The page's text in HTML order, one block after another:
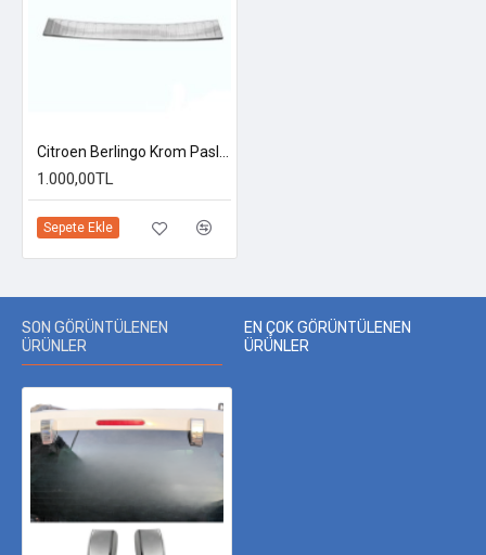
1.000,00TL
Sepete Ekle
SON GÖRÜNTÜLENEN
ÜRÜNLER
EN ÇOK GÖRÜNTÜLENEN
ÜRÜNLER